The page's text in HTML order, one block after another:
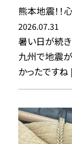
熊本地震！！
2026.07.31
暑い日が続き
九州で地震
かったです